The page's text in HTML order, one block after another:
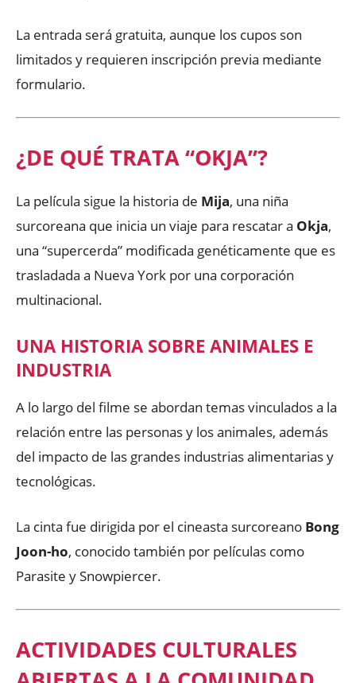
La entrada será gratuita, aunque los cupos son
limitados y requieren inscripción previa mediante
formulario.
¿DE QUÉ TRATA “OKJA”?
La película sigue la historia de Mija, una niña
surcoreana que inicia un viaje para rescatar a Okja,
una “supercerda” modificada genéticamente que es
trasladada a Nueva York por una corporación
multinacional.
UNA HISTORIA SOBRE ANIMALES E
INDUSTRIA
A lo largo del filme se abordan temas vinculados a la
relación entre las personas y los animales, además
del impacto de las grandes industrias alimentarias y
tecnológicas.
La cinta fue dirigida por el cineasta surcoreano Bong
Joon-ho, conocido también por películas como
Parasite ySnowpiercer.
ACTIVIDADES CULTURALES